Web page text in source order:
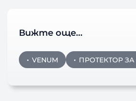
Вижте още…
VENUM ПРОТЕКТОР ЗА